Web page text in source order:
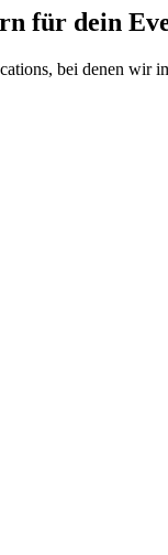
für dein
bei denen wir